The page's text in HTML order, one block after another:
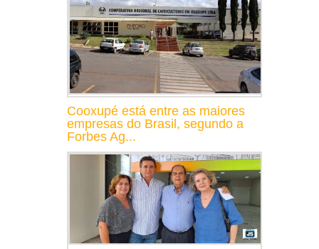
Cooxupé está entre as maiores
empresas do Brasil, segundo a
Forbes Ag...